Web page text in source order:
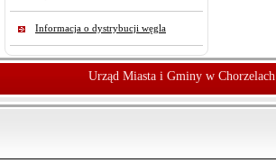
Informacja o dystrybucji węgla
Urząd Miasta i Gminy w Chorzelach